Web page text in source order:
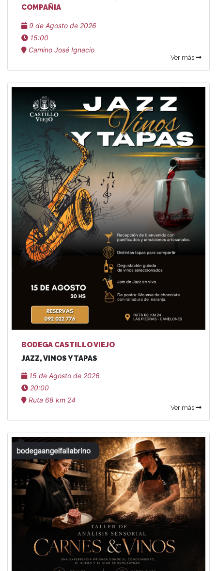
COMPAÑIA
9 de Agosto de 2026
15:00
Camino José Ignacio
Ver más
BODEGA CASTILLO VIEJO
JAZZ, VINOS Y TAPAS
15 de Agosto de 2026
20:00
Ruta 68 km 24
Ver más